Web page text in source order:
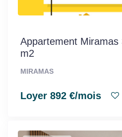
Appartement Miramas
m2
MIRAMAS
Loyer 892 €/mois